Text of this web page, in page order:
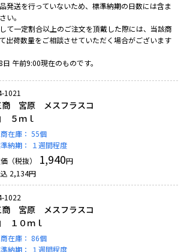
発送を行っていないため、標準納期の日数には含ま
い。
て一定割合以上のご注文を頂戴した際には、当該商
出荷数量をご相談させていただく場合がございます
午前9:00現在のものです。
1021
商 宮原 メスフラスコ
５ｍｌ
在庫： 55個
納期：
１週間程度
（税抜）
1,940円
2,134円
1022
商 宮原 メスフラスコ
１０ｍｌ
在庫： 86個
納期：
１週間程度